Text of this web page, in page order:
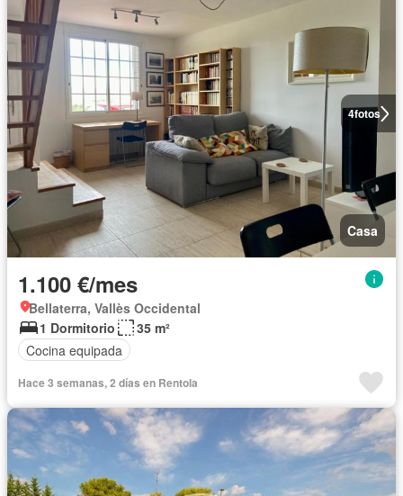
4fotos
Casa
1.100 €/mes
Bellaterra, Vallès Occidental
1 Dormitorio
35 m²
Cocina equipada
Hace 3 semanas, 2 días en Rentola